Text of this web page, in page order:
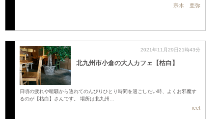
宗木 亜弥
2021年11月29日21時43分
北九州市小倉の大人カフェ【枯白】
日頃の疲れや喧騒から逃れてのんびりひとり時間を過ごしたい時、よくお邪魔す
るのが【枯白】さんです。 場所は北九州…
icet